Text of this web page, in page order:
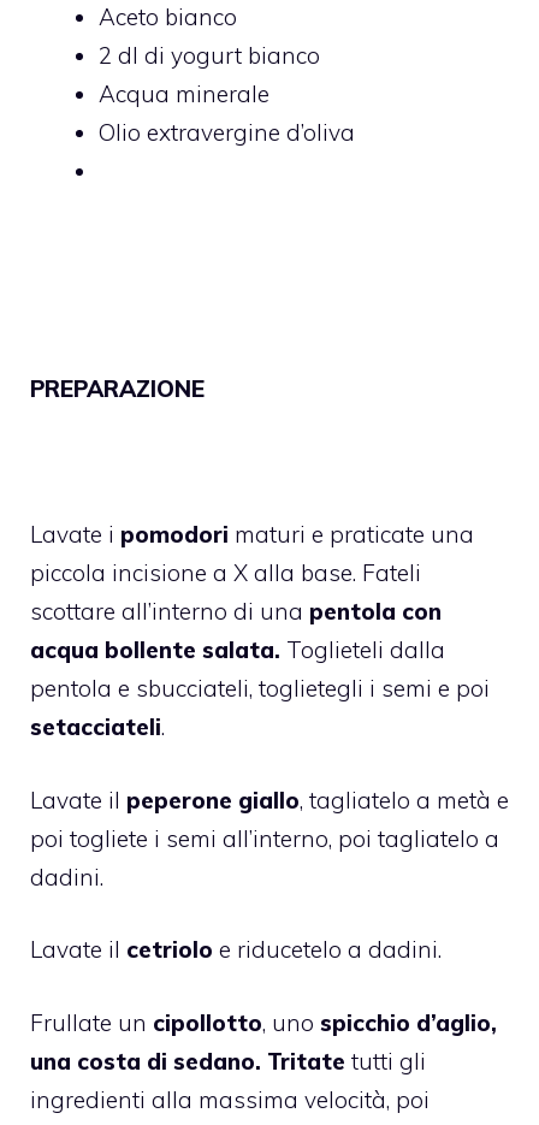
Aceto bianco
2 dl di yogurt bianco
Acqua minerale
Olio extravergine d’oliva
PREPARAZIONE
Lavate i pomodori maturi e praticate una
piccola incisione a X alla base. Fateli
scottare all’interno di una pentola con
acqua bollente salata. Toglieteli dalla
pentola e sbucciateli, toglietegli i semi e poi
setacciateli.
Lavate il peperone giallo, tagliatelo a metà e
poi togliete i semi all’interno, poi tagliatelo a
dadini.
Lavate il cetriolo e riducetelo a dadini.
Frullate un cipollotto, uno spicchio d’aglio,
una costa di sedano. Tritate tutti gli
ingredienti alla massima velocità, poi